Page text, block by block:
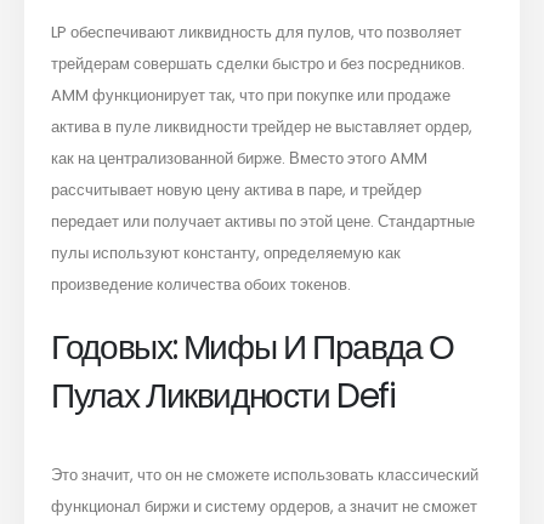
LP обеспечивают ликвидность для пулов, что позволяет
трейдерам совершать сделки быстро и без посредников.
AMM функционирует так, что при покупке или продаже
актива в пуле ликвидности трейдер не выставляет ордер,
как на централизованной бирже. Вместо этого AMM
рассчитывает новую цену актива в паре, и трейдер
передает или получает активы по этой цене. Стандартные
пулы используют константу, определяемую как
произведение количества обоих токенов.
Годовых: Мифы И Правда О
Пулах Ликвидности Defi
Это значит, что он не сможете использовать классический
функционал биржи и систему ордеров, а значит не сможет